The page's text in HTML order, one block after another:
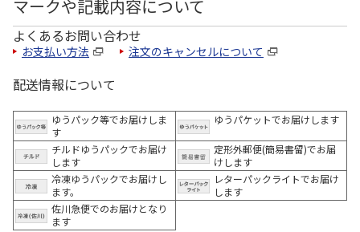
マークや記載内容について
よくあるお問い合わせ
お支払い方法 注文のキャンセルについて
配送情報について
ゆうパック等でお届けしま
す
ゆうパケットでお届けします
チルドゆうパックでお届け
します
定形外郵便(簡易書留)でお届
けします
冷凍ゆうパックでお届けし
ます。
レターパックライトでお届け
します
佐川急便でのお届けとなり
ます